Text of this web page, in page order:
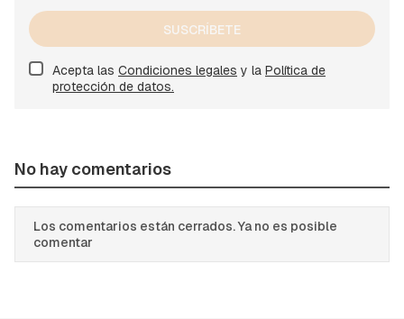
SUSCRÍBETE
Acepta las Condiciones legales y la Política de
protección de datos.
No hay comentarios
Los comentarios están cerrados. Ya no es posible
comentar